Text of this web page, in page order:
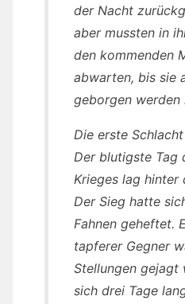
der Nacht
aber mussten in
den kommenden
abwarten, bis sie
geborgen werden
Die erste
Der blutigste Tag
Krieges lag hinter
Der Sieg hatte
Fahnen geheftet.
tapferer Gegner
Stellungen gejagt
sich drei Tage